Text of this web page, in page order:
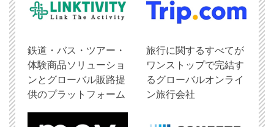
鉄道・バス・ツアー・
体験商品ソリューショ
ンとグローバル販路提
供のプラットフォーム
旅行に関するすべてが
ワンストップで完結す
るグローバルオンライ
ン旅行会社